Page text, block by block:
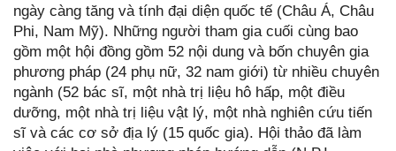
ngày càng tăng và tính đại diện quốc tế (Châu Á, Châu
Phi, Nam Mỹ). Những người tham gia cuối cùng bao
gồm một hội đồng gồm 52 nội dung và bốn chuyên gia
phương pháp (24 phụ nữ, 32 nam giới) từ nhiều chuyên
ngành (52 bác sĩ, một nhà trị liệu hô hấp, một điều
dưỡng, một nhà trị liệu vật lý, một nhà nghiên cứu tiến
sĩ và các cơ sở địa lý (15 quốc gia). Hội thảo đã làm